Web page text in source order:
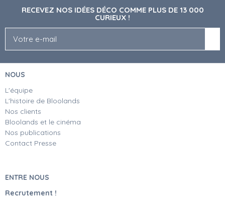
RECEVEZ NOS IDÉES DÉCO COMME PLUS DE 13 000
CURIEUX !
NOUS
L'équipe
L'histoire de Bloolands
Nos clients
Bloolands et le cinéma
Nos publications
Contact Presse
ENTRE NOUS
Recrutement !